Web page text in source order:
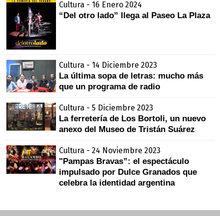
Cultura - 16 Enero 2024
“Del otro lado” llega al Paseo La Plaza
Cultura - 14 Diciembre 2023
La última sopa de letras: mucho más
que un programa de radio
Cultura - 5 Diciembre 2023
La ferretería de Los Bortoli, un nuevo
anexo del Museo de Tristán Suárez
Cultura - 24 Noviembre 2023
"Pampas Bravas”: el espectáculo
impulsado por Dulce Granados que
celebra la identidad argentina